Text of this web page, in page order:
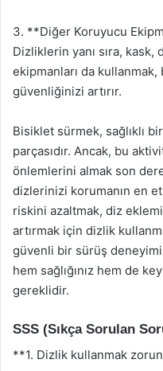
3. **Diğer Koruyucu
Dizliklerin yanı sıra,
ekipmanları da kullanmak,
güvenliğinizi artırır.
Bisiklet sürmek, sağlıklı
parçasıdır. Ancak, bu
önlemlerini almak son
dizlerinizi korumanın en
riskini azaltmak, diz
artırmak için dizlik
güvenli bir sürüş
hem sağlığınız hem de
gereklidir.
SSS (Sıkça Sorulan
**1. Dizlik kullanmak